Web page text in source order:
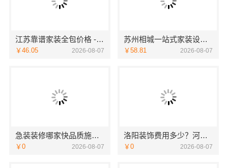
江苏靠谱家装全包价格 - 常州宜居佳装饰
￥46.05 2026-08-07
苏州相城一站式家装设计多少钱拎包入住苏州百年豪庭新材料有限公司
￥58.81 2026-08-07
急装装修哪家快品质施工，同城快装省心
￥0 2026-08-07
洛阳装饰费用多少？河南璟臻环保建材有限公司透明报价
￥0 2026-08-07